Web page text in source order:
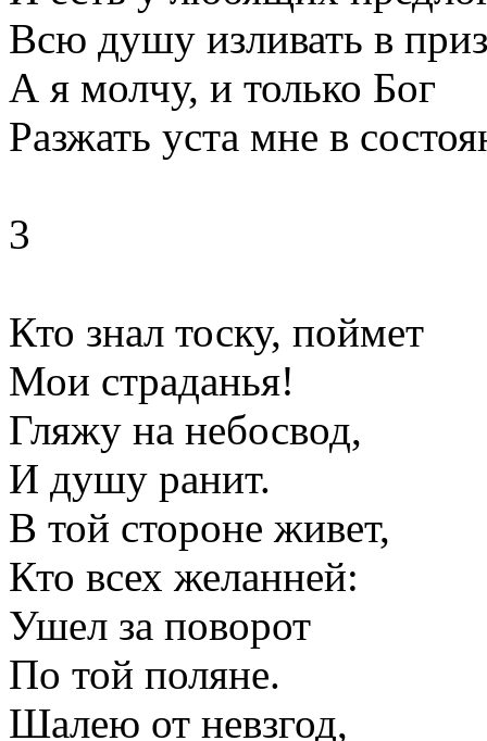
Всю душу изливать в
А я молчу, и только Бог
Разжать уста мне в
3
Кто знал тоску, поймет
Мои страданья!
Гляжу на небосвод,
И душу ранит.
В той стороне живет,
Кто всех желанней:
Ушел за поворот
По той поляне.
Шалею от невзгод,